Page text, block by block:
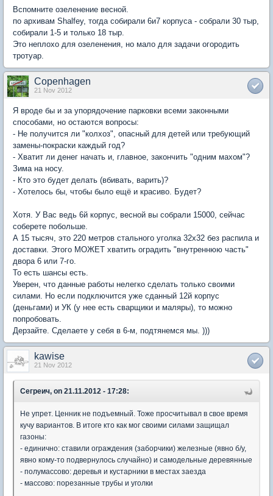
Вспомните озеленение весной.
по архивам Shalfey, тогда собирали 6и7 корпуса - собрали 30 тыр,
собирали 1-5 и только 18 тыр.
Это неплохо для озеленения, но мало для задачи огородить
тротуар.
Copenhagen
21 Nov 2012
Я вроде бы и за упорядочение парковки всеми законными
способами, но остаются вопросы:
- Не получится ли "колхоз", опасный для детей или требующий
замены-покраски каждый год?
- Хватит ли денег начать и, главное, закончить "одним махом"?
Зима на носу.
- Кто это будет делать (вбивать, варить)?
- Хотелось бы, чтобы было ещё и красиво. Будет?
Хотя. У Вас ведь 6й корпус, весной вы собрали 15000, сейчас
соберете побольше.
А 15 тысяч, это 220 метров стального уголка 32х32 без распила и
доставки. Этого МОЖЕТ хватить оградить "внутреннюю часть"
двора 6 или 7-го.
То есть шансы есть.
Уверен, что данные работы нелегко сделать только своими
силами. Но если подключится уже сданный 12й корпус
(деньгами) и УК (у нее есть сварщики и маляры), то можно
попробовать.
Дерзайте. Сделаете у себя в 6-м, подтянемся мы. )))
kawise
21 Nov 2012
Сегреич, on 21.11.2012 - 17:28:
Не упрет. Ценник не подъемный. Тоже просчитывал в свое время
кучу вариантов. В итоге кто как мог своими силами защищал
газоны:
- единично: ставили ограждения (заборчики) железные (явно б/у,
явно кому-то подвернулось случайно) и самодельные деревянные
- полумассово: деревья и кустарники в местах заезда
- массово: порезанные трубы и уголки